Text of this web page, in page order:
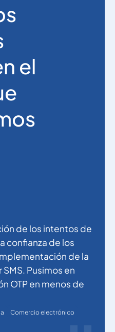
el
de los intentos de
confianza de los
de la
Pusimos en
OTP en menos de
Comercio electrónico